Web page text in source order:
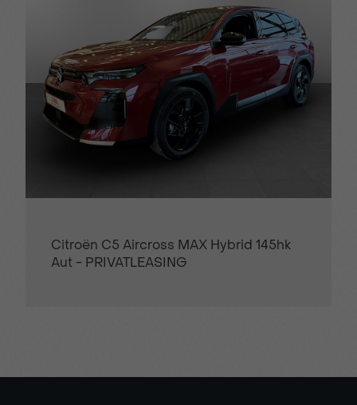
Citroën C5 Aircross MAX Hybrid 145hk
Aut - PRIVATLEASING